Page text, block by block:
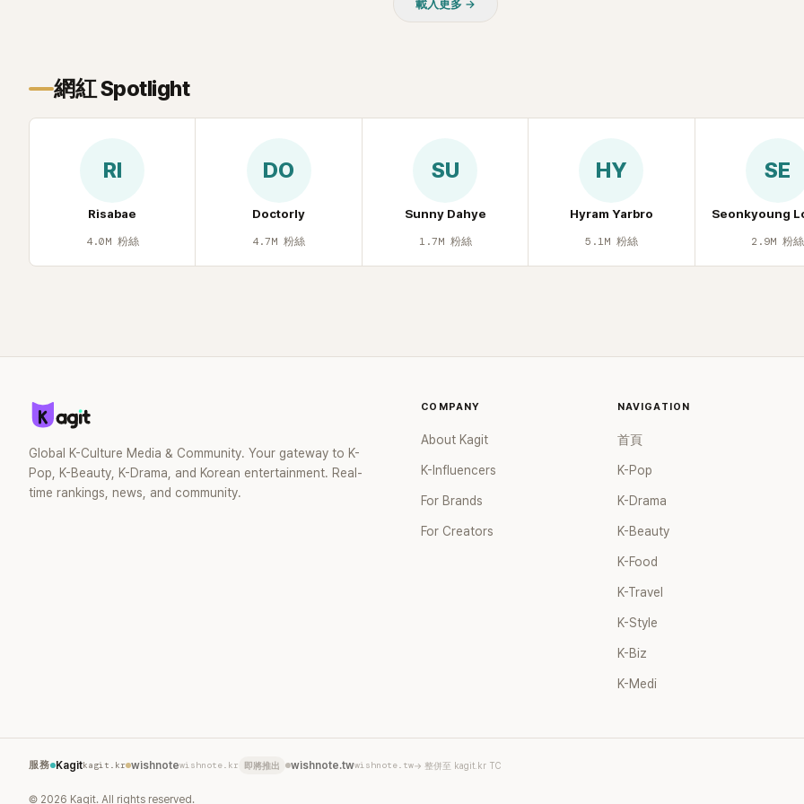
載入更多 →
網紅 Spotlight
RI
Risabae
4.0M 粉絲
DO
Doctorly
4.7M 粉絲
SU
Sunny Dahye
1.7M 粉絲
HY
Hyram Yarbro
5.1M 粉絲
SE
Seonkyoung
2.9M 粉絲
Global K-Culture Media & Community. Your gateway to K-
Pop, K-Beauty, K-Drama, and Korean entertainment. Real-
time rankings, news, and community.
COMPANY
About Kagit
K-Influencers
For Brands
For Creators
NAVIGATION
首頁
K-Pop
K-Drama
K-Beauty
K-Food
K-Travel
K-Style
K-Biz
K-Medi
服務 Kagitkagit.kr wishnotewishnote.kr 即將推出 wishnote.twwishnote.tw→ 整併至 kagit.kr TC
© 2026 Kagit. All rights reserved.